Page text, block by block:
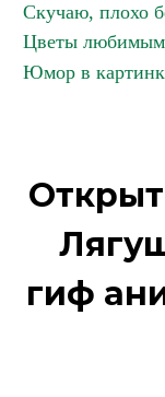
Скучаю, плохо
Цветы любимым
Юмор в
гиф